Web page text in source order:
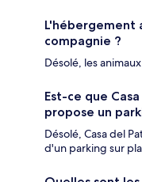
L'hébergement
compagnie ?
Désolé, les
Est-ce que
propose un
Désolé, Casa del
d'un parking sur